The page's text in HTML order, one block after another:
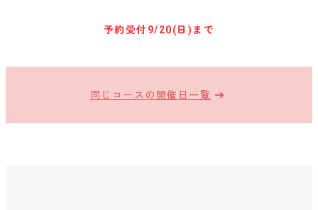
予約受付 9/20(日)まで
同じコースの開催日一覧